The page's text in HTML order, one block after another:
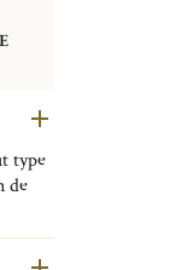
type
de